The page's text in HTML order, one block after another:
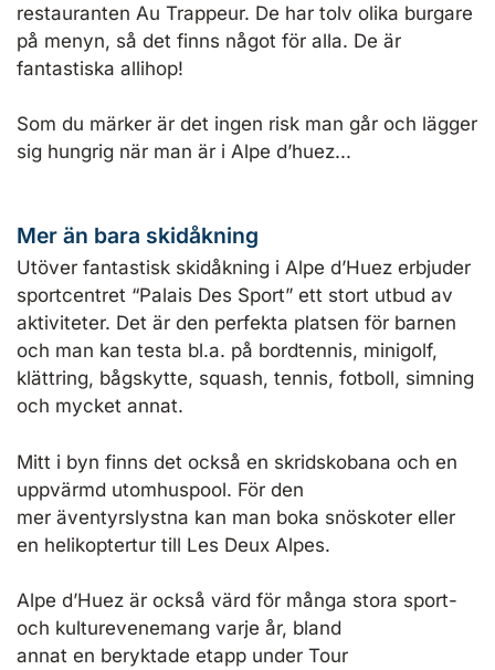
restauranten Au Trappeur. De har tolv olika burgare
på menyn, så det finns något för alla. De är
fantastiska allihop!
Som du märker är det ingen risk man går och lägger
sig hungrig när man är i Alpe d’huez...
Mer än bara skidåkning
Utöver fantastisk skidåkning i Alpe d’Huez erbjuder
sportcentret “Palais Des Sport” ett stort utbud av
aktiviteter. Det är den perfekta platsen för barnen
och man kan testa bl.a. på bordtennis, minigolf,
klättring, bågskytte, squash, tennis, fotboll, simning
och mycket annat.
Mitt i byn finns det också en skridskobana och en
uppvärmd utomhuspool. För den
mer äventyrslystna kan man boka snöskoter eller
en helikoptertur till Les Deux Alpes.
Alpe d’Huez är också värd för många stora sport-
och kulturevenemang varje år, bland
annat en beryktade etapp under Tour